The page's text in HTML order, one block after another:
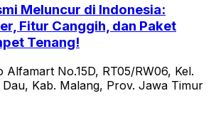
Meluncur di Indonesia:
Fitur Canggih, dan Paket
Tenang!
No.15D, RT05/RW06, Kel.
Dau, Kab. Malang, Prov. Jawa Timur